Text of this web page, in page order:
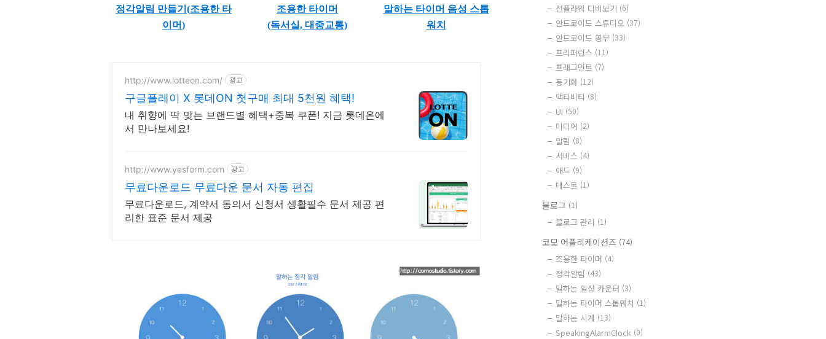
정각알림 만들기(조용한 타
이머)
조용한 타이머
(독서실, 대중교통)
말하는 타이머 음성 스톱
워치
http://www.lotteon.com/ 광고
구글플레이 X 롯데ON 첫구매 최대 5천원 혜택!
내 취향에 딱 맞는 브랜드별 혜택+중복 쿠폰! 지금 롯데온에
서 만나보세요!
http://www.yesform.com 광고
무료다운로드 무료다운 문서 자동 편집
무료다운로드, 계약서 동의서 신청서 생활필수 문서 제공 편
리한 표준 문서 제공
선플라워 디비보기 (6)
안드로이드 스튜디오 (37)
안드로이드 공부 (33)
프리퍼런스 (11)
프래그먼트 (7)
동기화 (12)
액티비티 (8)
UI (50)
미디어 (2)
알림 (8)
서비스 (4)
애드 (9)
테스트 (1)
블로그 (1)
블로그 관리 (1)
코모 어플리케이션즈 (74)
조용한 타이머 (4)
정각알림 (43)
말하는 일상 카운터 (3)
말하는 타이머 스톱워치 (1)
말하는 시계 (13)
SpeakingAlarmClock (0)